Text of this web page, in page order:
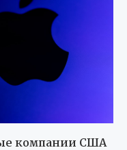
компании США